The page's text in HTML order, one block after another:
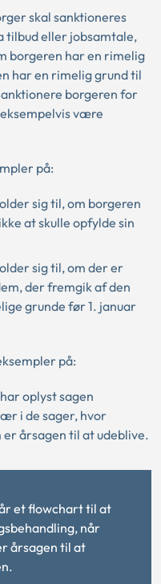
skal sanktioneres
tilbud eller jobsamtale,
borgeren har en rimelig
har en rimelig grund til
borgeren for
være
på:
sig til, om borgeren
at skulle opfylde sin
sig til, om der er
der fremgik af den
grunde før 1. januar
på:
oplyst sagen
i de sager, hvor
årsagen til at udeblive.
et flowchart til at
når
årsagen til at